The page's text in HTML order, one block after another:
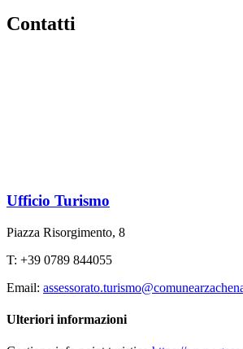
Contatti
Ufficio Turismo
Piazza Risorgimento, 8
T: +39 0789 844055
Email:
Ulteriori informazioni